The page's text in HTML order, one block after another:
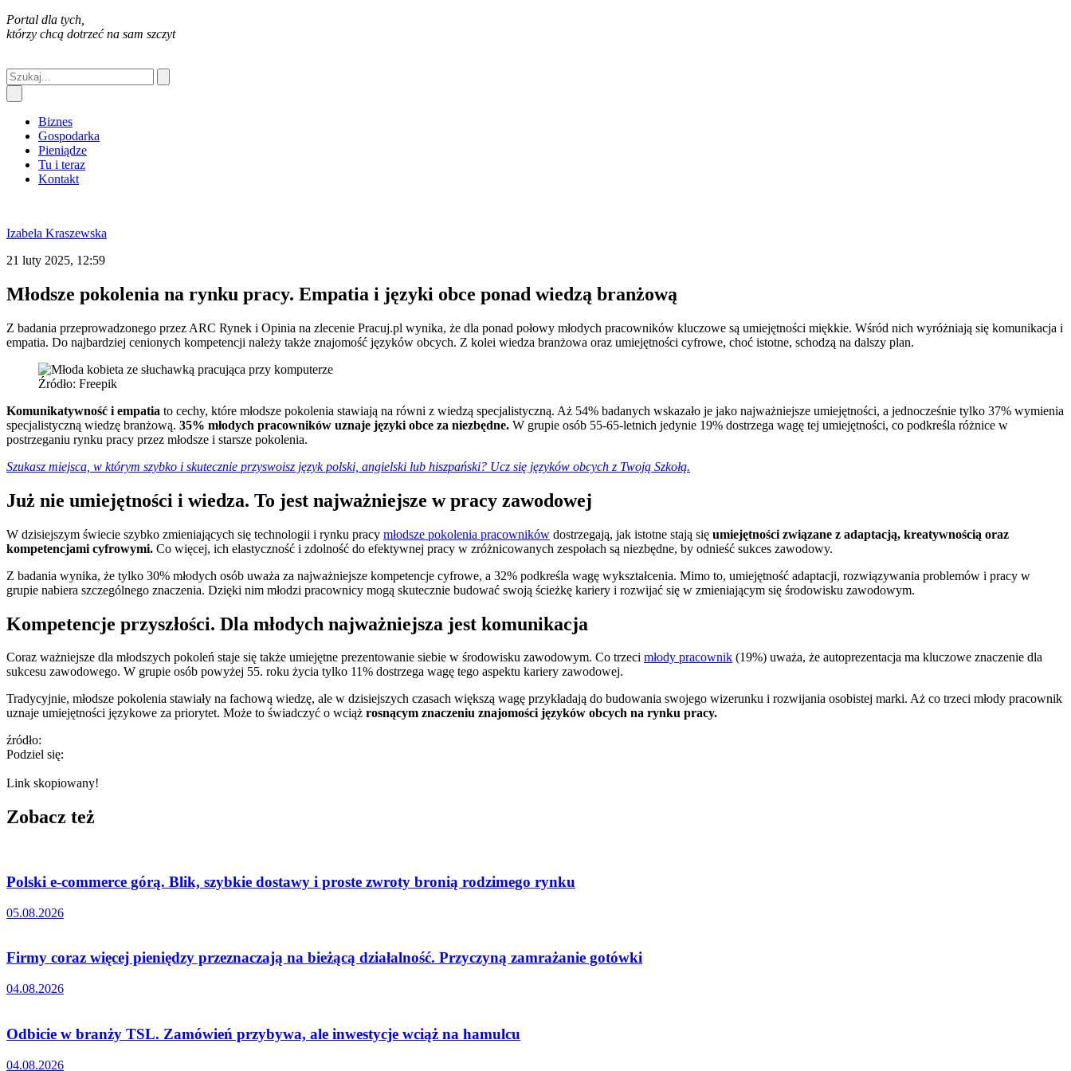
Portal dla tych,
którzy chcą dotrzeć na sam szczyt
Biznes
Gospodarka
Pieniądze
Tu i teraz
Kontakt
Izabela Kraszewska
21 luty 2025, 12:59
Młodsze pokolenia na rynku pracy. Empatia i języki obce ponad wiedzą branżową
Z badania przeprowadzonego przez ARC Rynek i Opinia na zlecenie Pracuj.pl wynika, że dla ponad połowy młodych pracowników kluczowe są umiejętności miękkie. Wśród nich wyróżniają się komunikacja i
empatia. Do najbardziej cenionych kompetencji należy także znajomość języków obcych. Z kolei wiedza branżowa oraz umiejętności cyfrowe, choć istotne, schodzą na dalszy plan.
Źródło: Freepik
Komunikatywność i empatia to cechy, które młodsze pokolenia stawiają na równi z wiedzą specjalistyczną. Aż 54% badanych wskazało je jako najważniejsze umiejętności, a jednocześnie tylko 37% wymienia
specjalistyczną wiedzę branżową. 35% młodych pracowników uznaje języki obce za niezbędne. W grupie osób 55-65-letnich jedynie 19% dostrzega wagę tej umiejętności, co podkreśla różnice w
postrzeganiu rynku pracy przez młodsze i starsze pokolenia.
Szukasz miejsca, w którym szybko i skutecznie przyswoisz język polski, angielski lub hiszpański? Ucz się języków obcych z Twoją Szkołą.
Już nie umiejętności i wiedza. To jest najważniejsze w pracy zawodowej
W dzisiejszym świecie szybko zmieniających się technologii i rynku pracy młodsze pokolenia pracowników dostrzegają, jak istotne stają się umiejętności związane z adaptacją, kreatywnością oraz
kompetencjami cyfrowymi. Co więcej, ich elastyczność i zdolność do efektywnej pracy w zróżnicowanych zespołach są niezbędne, by odnieść sukces zawodowy.
Z badania wynika, że tylko 30% młodych osób uważa za najważniejsze kompetencje cyfrowe, a 32% podkreśla wagę wykształcenia. Mimo to, umiejętność adaptacji, rozwiązywania problemów i pracy w
grupie nabiera szczególnego znaczenia. Dzięki nim młodzi pracownicy mogą skutecznie budować swoją ścieżkę kariery i rozwijać się w zmieniającym się środowisku zawodowym.
Kompetencje przyszłości. Dla młodych najważniejsza jest komunikacja
Coraz ważniejsze dla młodszych pokoleń staje się także umiejętne prezentowanie siebie w środowisku zawodowym. Co trzeci młody pracownik (19%) uważa, że autoprezentacja ma kluczowe znaczenie dla
sukcesu zawodowego. W grupie osób powyżej 55. roku życia tylko 11% dostrzega wagę tego aspektu kariery zawodowej.
Tradycyjnie, młodsze pokolenia stawiały na fachową wiedzę, ale w dzisiejszych czasach większą wagę przykładają do budowania swojego wizerunku i rozwijania osobistej marki. Aż co trzeci młody pracownik
uznaje umiejętności językowe za priorytet. Może to świadczyć o wciąż rosnącym znaczeniu znajomości języków obcych na rynku pracy.
źródło:
Podziel się:
Link skopiowany!
Zobacz też
Polski e-commerce górą. Blik, szybkie dostawy i proste zwroty bronią rodzimego rynku
05.08.2026
Firmy coraz więcej pieniędzy przeznaczają na bieżącą działalność. Przyczyną zamrażanie gotówki
04.08.2026
Odbicie w branży TSL. Zamówień przybywa, ale inwestycje wciąż na hamulcu
04.08.2026